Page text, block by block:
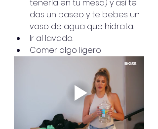
tenerla en tu mesa) y así te
das un paseo y te bebes un
vaso de agua que hidrata.
Ir al lavado.
Comer algo ligero